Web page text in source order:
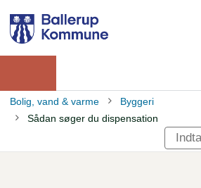
hovedindhold
Primær
navigation
Brødkrumme
Bolig, vand & varme
Byggeri
Sådan søger du dispensation